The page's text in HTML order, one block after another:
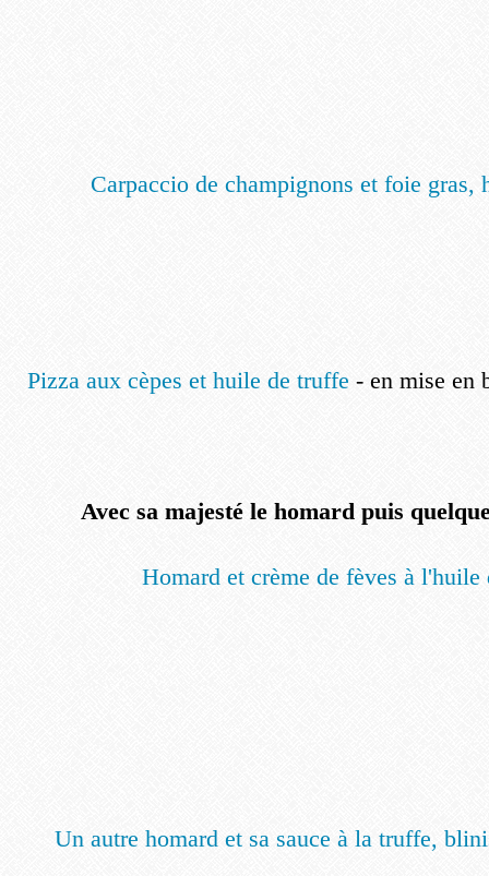
Carpaccio de champignons et foie gras,
Pizza aux cèpes et huile de truffe - en mise en
Avec sa majesté le homard puis
Homard et crème de fèves à l'huile
Un autre homard et sa sauce à la truffe,